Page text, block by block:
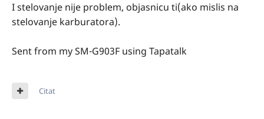
a bijele federcice to još morm da vidim šta je
bolje ili ako ti već radiš to da mi kažeš šta je bolje
I stelovanje nije problem, objasnicu ti(ako mislis na
stelovanje karburatora).
Sent from my SM-G903F using Tapatalk
Citat